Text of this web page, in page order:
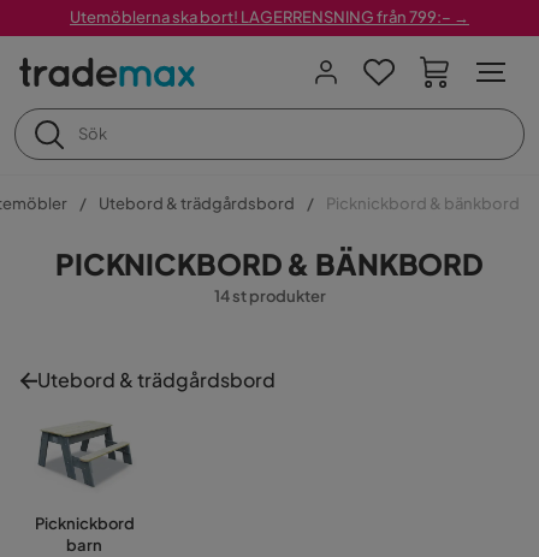
Utemöblerna ska bort! LAGERRENSNING från 799:– →
Utebord & trädgårdsbord Picknickbord & bänkbord
PICKNICKBORD & BÄNKBORD
14 st produkter
Utebord & trädgårdsbord
Picknickbord
barn